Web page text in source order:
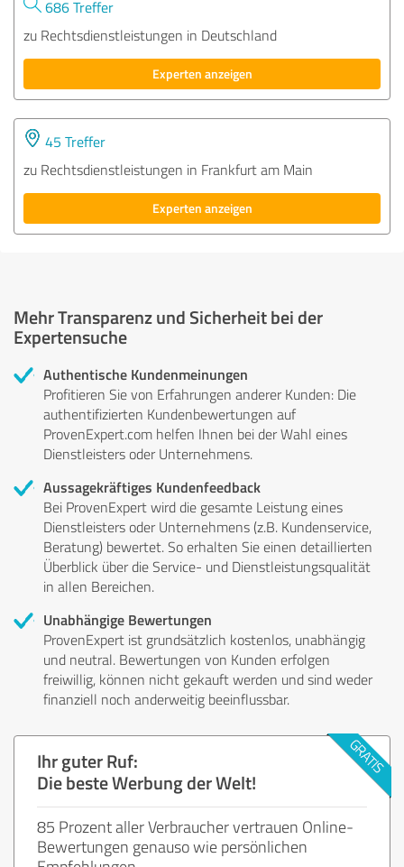
686 Treffer
zu Rechtsdienstleistungen in Deutschland
Experten anzeigen
45 Treffer
zu Rechtsdienstleistungen in Frankfurt am Main
Experten anzeigen
Mehr Transparenz und Sicherheit bei der
Expertensuche
Authentische Kundenmeinungen
Profitieren Sie von Erfahrungen anderer Kunden: Die
authentifizierten Kundenbewertungen auf
ProvenExpert.com helfen Ihnen bei der Wahl eines
Dienstleisters oder Unternehmens.
Aussagekräftiges Kundenfeedback
Bei ProvenExpert wird die gesamte Leistung eines
Dienstleisters oder Unternehmens (z.B. Kundenservice,
Beratung) bewertet. So erhalten Sie einen detaillierten
Überblick über die Service- und Dienstleistungsqualität
in allen Bereichen.
Unabhängige Bewertungen
ProvenExpert ist grundsätzlich kostenlos, unabhängig
und neutral. Bewertungen von Kunden erfolgen
freiwillig, können nicht gekauft werden und sind weder
finanziell noch anderweitig beeinflussbar.
Ihr guter Ruf:
Die beste Werbung der Welt!
85 Prozent aller Verbraucher vertrauen Online-
Bewertungen genauso wie persönlichen